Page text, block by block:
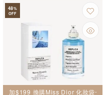
48%
OFF
加$199 換購Miss Dior 化妝袋一個